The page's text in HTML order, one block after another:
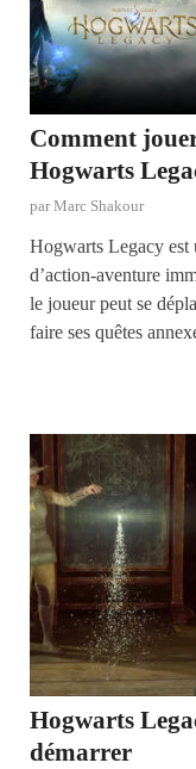
Comment
Hogwarts
parMarc Shakour
Hogwarts Legacy est
d’action-aventure
le joueur peut se
faire ses quêtes
Hogwarts
démarrer